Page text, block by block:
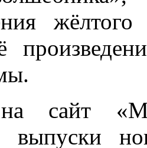
на сайт
выпуски